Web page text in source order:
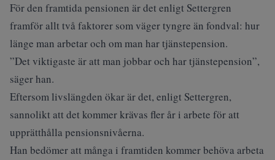
För den framtida pensionen är det enligt Settergren
framför allt två faktorer som väger tyngre än fondval: hur
länge man arbetar och om man har tjänstepension.
”Det viktigaste är att man jobbar och har tjänstepension”,
säger han.
Eftersom livslängden ökar är det, enligt Settergren,
sannolikt att det kommer krävas fler år i arbete för att
upprätthålla pensionsnivåerna.
Han bedömer att många i framtiden kommer behöva arbeta